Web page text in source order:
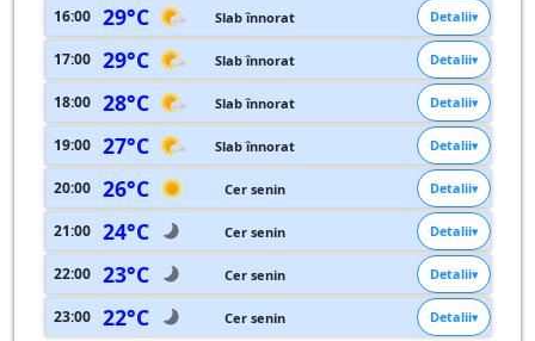
16:00 29°C Slab înnorat Detalii
17:00 29°C Slab înnorat Detalii
18:00 28°C Slab înnorat Detalii
19:00 27°C Slab înnorat Detalii
20:00 26°C Cer senin Detalii
21:00 24°C Cer senin Detalii
22:00 23°C Cer senin Detalii
23:00 22°C Cer senin Detalii